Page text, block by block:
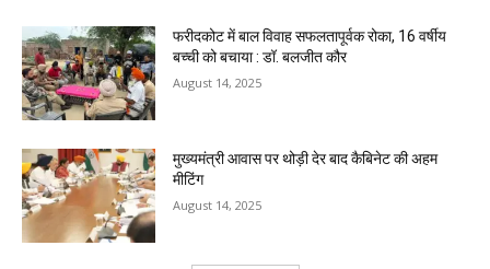
फरीदकोट में बाल विवाह सफलतापूर्वक रोका, 16 वर्षीय
बच्ची को बचाया : डॉ. बलजीत कौर
August 14, 2025
मुख्यमंत्री आवास पर थोड़ी देर बाद कैबिनेट की अहम
मीटिंग
August 14, 2025